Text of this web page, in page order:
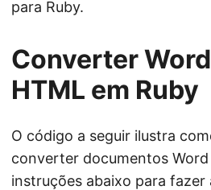
para Ruby.
Converter
HTML em Ruby
O código a seguir ilustra
converter documentos Word
instruções abaixo para fazer